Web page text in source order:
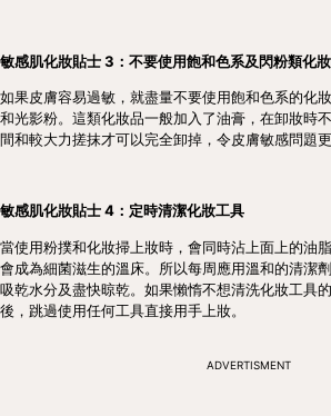
敏感肌化妝貼士 3：不要使用飽和色系及閃粉類化
如果皮膚容易過敏，就盡量不要使用飽和色系的化
和光影粉。這類化妝品一般加入了油膏，在卸妝時
間和較大力搓抹才可以完全卸掉，令皮膚敏感問題更
敏感肌化妝貼士 4：定時清潔化妝工具
當使用粉撲和化妝掃上妝時，會同時沾上面上的油
會成為細菌滋生的溫床。所以每周應用溫和的清潔
吸乾水分及盡快晾乾。如果懶惰不想清洗化妝工具
後，跳過使用任何工具直接用手上妝。
ADVERTISMENT